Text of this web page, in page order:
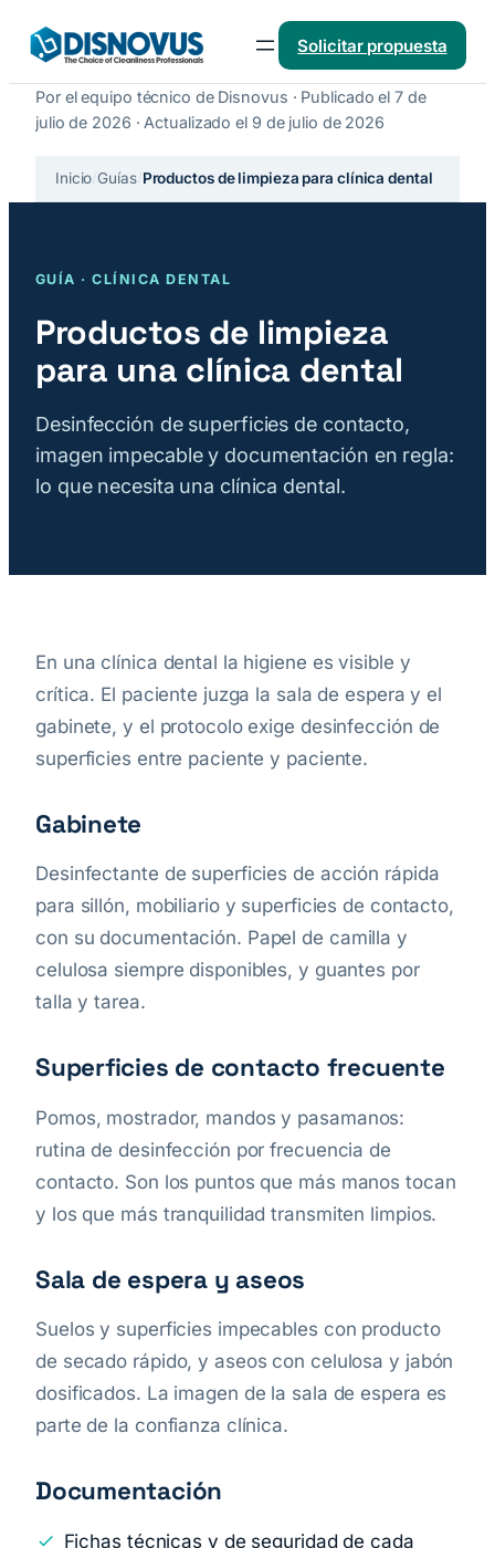
Saltar
contenido
Solicitar propuesta
Por el equipo técnico de Disnovus · Publicado el 7 de
julio de 2026 · Actualizado el 9 de julio de 2026
Inicio Guías/ Productos de limpieza para clínica dental
GUÍA · CLÍNICA DENTAL
Productos de limpieza
para una clínica dental
Desinfección de superficies de contacto,
imagen impecable y documentación en regla:
lo que necesita una clínica dental.
En una clínica dental la higiene es visible y
crítica. El paciente juzga la sala de espera y el
gabinete, y el protocolo exige desinfección de
superficies entre paciente y paciente.
Gabinete
Desinfectante de superficies de acción rápida
para sillón, mobiliario y superficies de contacto,
con su documentación. Papel de camilla y
celulosa siempre disponibles, y guantes por
talla y tarea.
Superficies de contacto frecuente
Pomos, mostrador, mandos y pasamanos:
rutina de desinfección por frecuencia de
contacto. Son los puntos que más manos tocan
y los que más tranquilidad transmiten limpios.
Sala de espera y aseos
Suelos y superficies impecables con producto
de secado rápido, y aseos con celulosa y jabón
dosificados. La imagen de la sala de espera es
parte de la confianza clínica.
Documentación
Fichas técnicas y de seguridad de cada